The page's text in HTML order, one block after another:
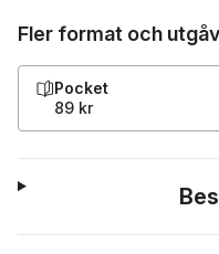
Fler format och
Pocket
89 kr